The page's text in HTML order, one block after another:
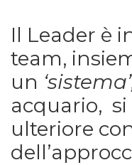
Il Leader è
team,
un
acquario,
ulteriore